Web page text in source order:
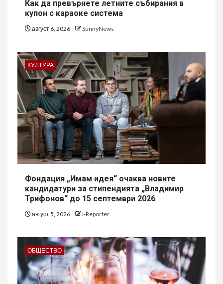
Как да превърнете летните събирания в
купон с караоке система
август 6, 2026 SunnyNews
КУЛТУРА
Фондация „Имам идея“ очаква новите
кандидатури за стипендията „Владимир
Трифонов“ до 15 септември 2026
август 5, 2026 i-Reporter
ОБЩЕСТВО